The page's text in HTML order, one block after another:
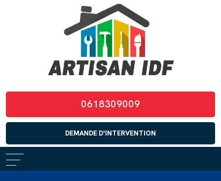
0618309009
DEMANDE D'INTERVENTION